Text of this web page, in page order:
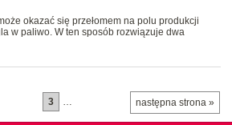
okazać się przełomem na polu produkcji
w paliwo. W ten sposób rozwiązuje dwa
następna strona »
3 …